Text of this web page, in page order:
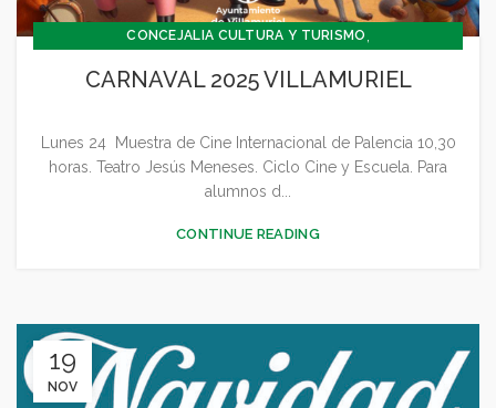
CONCEJALIA CULTURA Y TURISMO ,
CULTURA,DEPORTES,FESTEJOS, GENERAL,
CARNAVAL 2025 VILLAMURIEL
Lunes 24 Muestra de Cine Internacional de Palencia 10,30
horas. Teatro Jesús Meneses. Ciclo Cine y Escuela. Para
alumnos d...
CONTINUE READING
19
NOV